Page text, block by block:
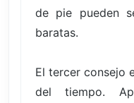
de pie pueden
baratas.
El tercer consejo
del tiempo.